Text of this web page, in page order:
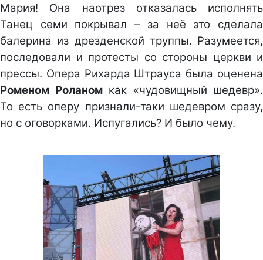
Мария! Она наотрез отказалась исполнять
Танец семи покрывал – за неё это сделала
балерина из дрезденской труппы. Разумеется,
последовали и протесты со стороны церкви и
прессы. Опера Рихарда Штрауса была оценена
Роменом Роланомкак «чудовищный шедевр».
То есть оперу признали-таки шедевром сразу,
но с оговорками. Испугались? И было чему.